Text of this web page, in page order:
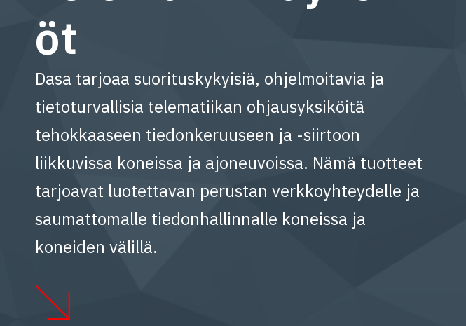
öt
Dasa tarjoaa suorituskykyisiä, ohjelmoitavia ja
tietoturvallisia telematiikan ohjausyksiköitä
tehokkaaseen tiedonkeruuseen ja -siirtoon
liikkuvissa koneissa ja ajoneuvoissa. Nämä tuotteet
tarjoavat luotettavan perustan verkkoyhteydelle ja
saumattomalle tiedonhallinnalle koneissa ja
koneiden välillä.